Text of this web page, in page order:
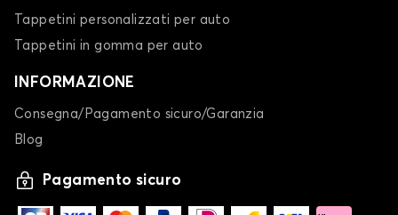
Tappetini personalizzati per auto
Tappetini in gomma per auto
INFORMAZIONE
Consegna/Pagamento sicuro/Garanzia
Blog
Pagamento sicuro